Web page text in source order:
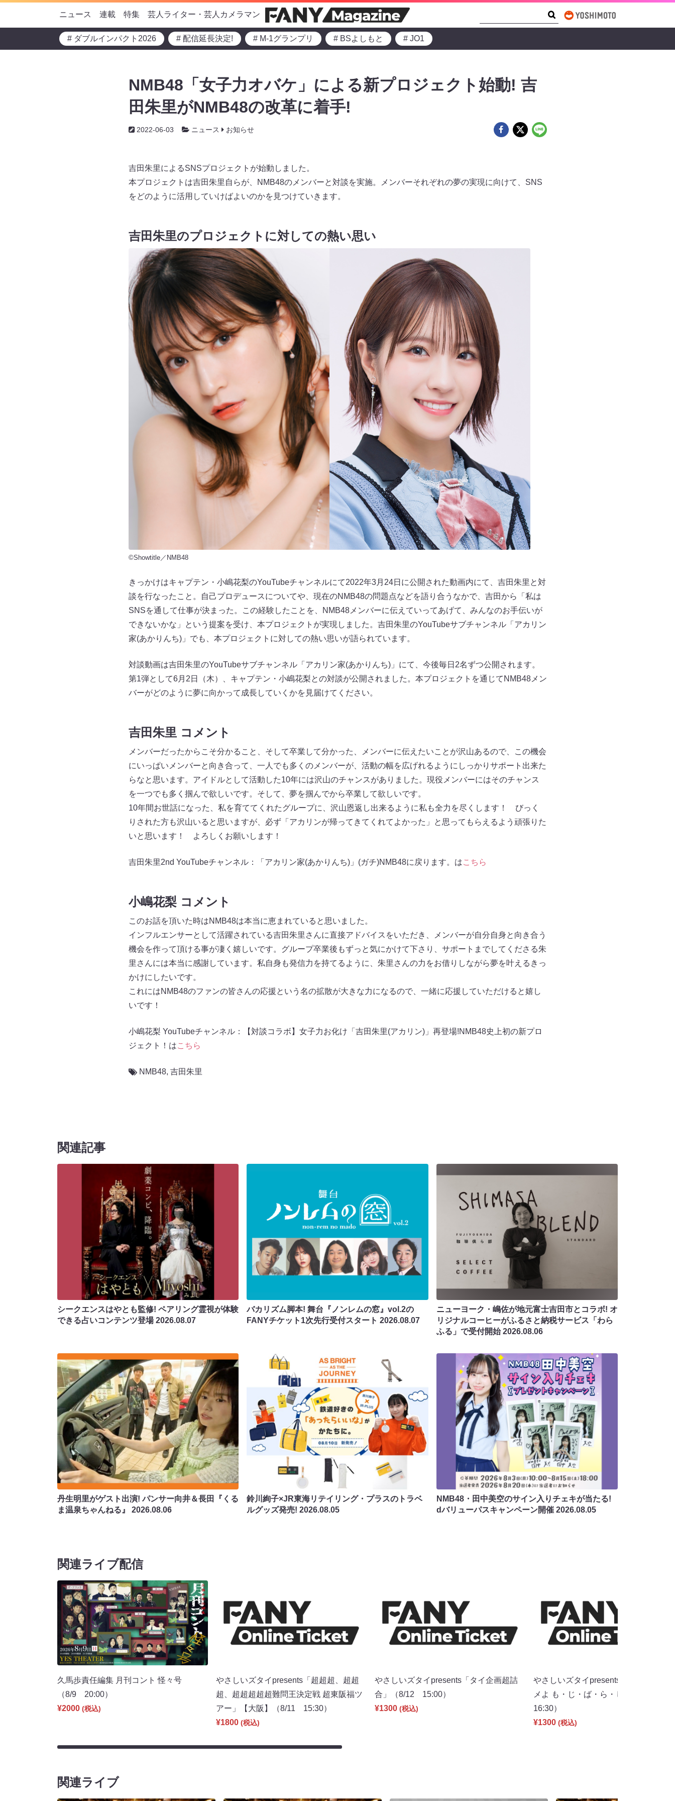
ニュース 連載 特集 芸人ライター・芸人カメラマン
# ダブルインパクト2026 # 配信延長決定! # M-1グランプリ # BSよしもと # JO1
NMB48「女子力オバケ」による新プロジェクト始動! 吉
田朱里がNMB48の改革に着手!
2022-06-03 ニュース お知らせ
吉田朱里によるSNSプロジェクトが始動しました。
本プロジェクトは吉田朱里自らが、NMB48のメンバーと対談を実施。メンバーそれぞれの夢の実現に向けて、SNS
をどのように活用していけばよいのかを見つけていきます。
吉田朱里のプロジェクトに対しての熱い思い
©Showtitle／NMB48
きっかけはキャプテン・小嶋花梨のYouTubeチャンネルにて2022年3月24日に公開された動画内にて、吉田朱里と対
談を行なったこと。自己プロデュースについてや、現在のNMB48の問題点などを語り合うなかで、吉田から「私は
SNSを通して仕事が決まった。この経験したことを、NMB48メンバーに伝えていってあげて、みんなのお手伝いが
できないかな」という提案を受け、本プロジェクトが実現しました。吉田朱里のYouTubeサブチャンネル「アカリン
家(あかりんち)」でも、本プロジェクトに対しての熱い思いが語られています。
対談動画は吉田朱里のYouTubeサブチャンネル「アカリン家(あかりんち)」にて、今後毎日2名ずつ公開されます。
第1弾として6月2日（木）、キャプテン・小嶋花梨との対談が公開されました。本プロジェクトを通じてNMB48メン
バーがどのように夢に向かって成長していくかを見届けてください。
吉田朱里 コメント
メンバーだったからこそ分かること、そして卒業して分かった、メンバーに伝えたいことが沢山あるので、この機会
にいっぱいメンバーと向き合って、一人でも多くのメンバーが、活動の幅を広げれるようにしっかりサポート出来た
らなと思います。アイドルとして活動した10年には沢山のチャンスがありました。現役メンバーにはそのチャンス
を一つでも多く掴んで欲しいです。そして、夢を掴んでから卒業して欲しいです。
10年間お世話になった、私を育ててくれたグループに、沢山恩返し出来るように私も全力を尽くします！ びっく
りされた方も沢山いると思いますが、必ず「アカリンが帰ってきてくれてよかった」と思ってもらえるよう頑張りた
いと思います！ よろしくお願いします！
吉田朱里2nd YouTubeチャンネル：「アカリン家(あかりんち)」(ガチ)NMB48に戻ります。はこちら
小嶋花梨 コメント
このお話を頂いた時はNMB48は本当に恵まれていると思いました。
インフルエンサーとして活躍されている吉田朱里さんに直接アドバイスをいただき、メンバーが自分自身と向き合う
機会を作って頂ける事が凄く嬉しいです。グループ卒業後もずっと気にかけて下さり、サポートまでしてくださる朱
里さんには本当に感謝しています。私自身も発信力を持てるように、朱里さんの力をお借りしながら夢を叶えるきっ
かけにしたいです。
これにはNMB48のファンの皆さんの応援という名の拡散が大きな力になるので、一緒に応援していただけると嬉し
いです！
小嶋花梨 YouTubeチャンネル：【対談コラボ】女子力お化け「吉田朱里(アカリン)」再登場!NMB48史上初の新プロ
ジェクト！はこちら
NMB48, 吉田朱里
関連記事
シークエンスはやとも監修! ペアリング霊視が体験
できる占いコンテンツ登場2026.08.07
バカリズム脚本! 舞台『ノンレムの窓』vol.2の
FANYチケット1次先行受付スタート2026.08.07
ニューヨーク・嶋佐が地元富士吉田市とコラボ! オ
リジナルコーヒーがふるさと納税サービス「わら
ふる」で受付開始2026.08.06
丹生明里がゲスト出演! パンサー向井＆長田『くる
ま温泉ちゃんねる』 2026.08.06
鈴川絢子×JR東海リテイリング・プラスのトラベ
ルグッズ発売!2026.08.05
NMB48・田中美空のサイン入りチェキが当たる!
dバリューパスキャンペーン開催 2026.08.05
関連ライブ配信
久馬歩責任編集 月刊コント 怪々号
（8/9 20:00）
¥2000 (税込)
やさしいズタイpresents「超超超、超超
超、超超超超超難問王決定戦 超東阪福ツ
アー」【大阪】（8/11 15:30）
¥1800 (税込)
やさしいズタイpresents「タイ企画超詰
合」（8/12 15:00）
¥1300 (税込)
やさしいズタイpresents「見すぎちゃ
メよ も・じ・ば・ら・し」（8/12
16:30）
¥1300 (税込)
関連ライブ